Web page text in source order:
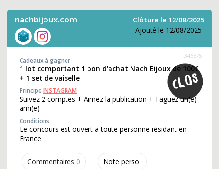
nachbijoux.com
Clôture le 12/08/2025
Ajouté le 12/08/2025
Commentaires 0 Note perso
346575
Cadeaux à gagner
1 lot comportant 1 bon d'achat Nach Bijoux de 100€
+ 1 set de vaiselle
PrincipeINSTAGRAM
Suivez 2 comptes + Aimez la publication + Taguez un(e)
ami(e)
Conditions
Le concours est ouvert à toute personne résidant en
France